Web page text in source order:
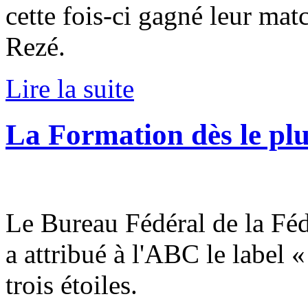
cette fois-ci gagné leur
Rezé.
Lire la suite
La Formation dès le
Le Bureau Fédéral de la
a attribué à l'ABC le label
trois étoiles.